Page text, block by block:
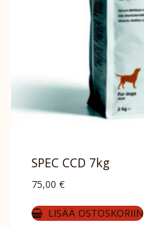
SPEC CCD 7kg
75,00 €
LISÄÄ OSTOSKORIIN